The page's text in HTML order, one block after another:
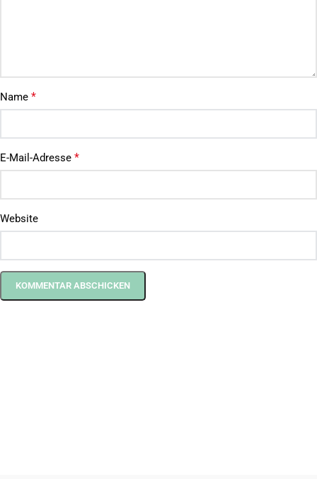
Name *
E-Mail-Adresse *
Website